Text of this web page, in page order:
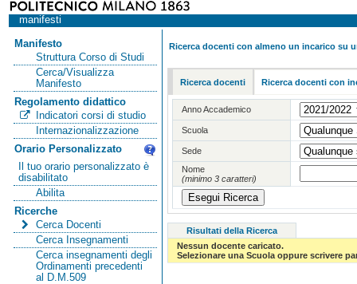
manifesti
Manifesto
Struttura Corso di Studi
Cerca/Visualizza
Manifesto
Regolamento didattico
Indicatori corsi di studio
Internazionalizzazione
Orario Personalizzato
Il tuo orario personalizzato è
disabilitato
Abilita
Ricerche
Cerca Docenti
Cerca Insegnamenti
Cerca insegnamenti degli
Ordinamenti precedenti
al D.M.509
Ricerca docenti con almeno un incarico su
Ricerca docenti Ricerca docenti con
Anno Accademico
Scuola
Sede
Nome
(minimo 3 caratteri)
Risultati della Ricerca
Nessun docente caricato.
Selezionare una Scuola oppure scrivere